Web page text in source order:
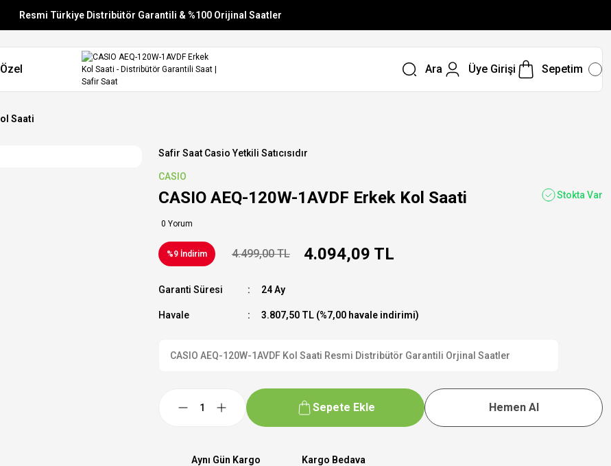
Resmi Türkiye Distribütör Garantili & %100 Orijinal Saatler
Vade Farksız 6 Taksit
Aynı Gün Stoktan Gönderim Ara Üye Girişi Sepetim
Saati
Safir Saat Casio Yetkili Satıcısıdır
CASIO
CASIO AEQ-120W-1AVDF Erkek Kol Saati
0 Yorum
Stokta Var
%9 İndirim 4.499,00 TL 4.094,09 TL
Garanti Süresi 24 Ay
Havale 3.807,50 TL (%7,00 havale indirimi)
CASIO AEQ-120W-1AVDF Kol Saati Resmi Distribütör Garantili Orjinal Saatler
Sepete Ekle Hemen Al
Aynı Gün Kargo Kargo Bedava